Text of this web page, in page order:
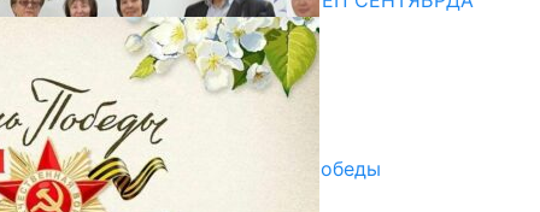
ПАЙДАЛАНУУГА БЕРИЛЕТ
07.08.2025
Улуу Жеңиштин жандуу сөзү
29.04.2025
Награды в преддверии Дня Победы
29.04.2025